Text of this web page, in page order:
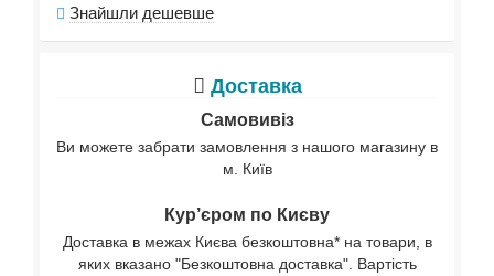
Знайшли дешевше
Доставка
Самовивіз
Ви можете забрати замовлення з нашого магазину в
м. Київ
Кур’єром по Києву
Доставка в межах Києва безкоштовна* на товари, в
яких вказано "Безкоштовна доставка". Вартість